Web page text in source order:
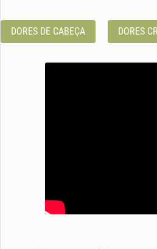
DORES DE CABEÇA DORES